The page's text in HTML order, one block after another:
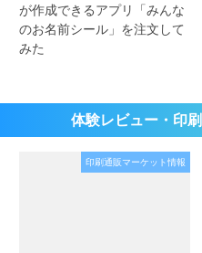
が作成できるアプリ「みんな
のお名前シール」を注文して
みた
体験レビュー・印
印刷通販マーケット情報